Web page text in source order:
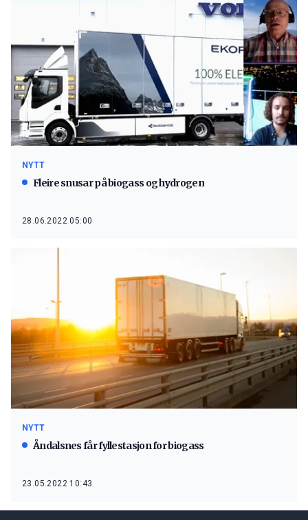
NYTT
Fleire snusar på biogass og hydrogen
28.06.2022 05:00
NYTT
Åndalsnes får fyllestasjon for biogass
23.05.2022 10:43